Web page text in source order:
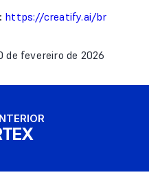
https://creatify.ai/br
de fevereiro de 2026